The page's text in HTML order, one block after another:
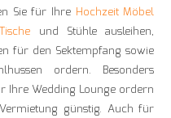
Sie für Ihre Hochzeit Möbel
Tische und Stühle ausleihen,
für den Sektempfang sowie
ordern. Besonders
Ihre Wedding Lounge ordern
günstig. Auch für